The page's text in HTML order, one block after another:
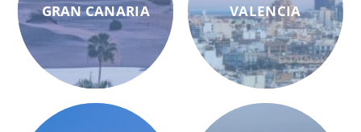
GRAN CANARIA VALENCIA